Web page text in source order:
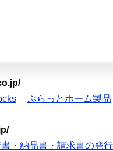
ぷらっとホーム製品
書・納品書・請求書の発